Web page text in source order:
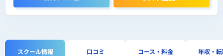
スクール情報 口コミ コース・料金 年収・